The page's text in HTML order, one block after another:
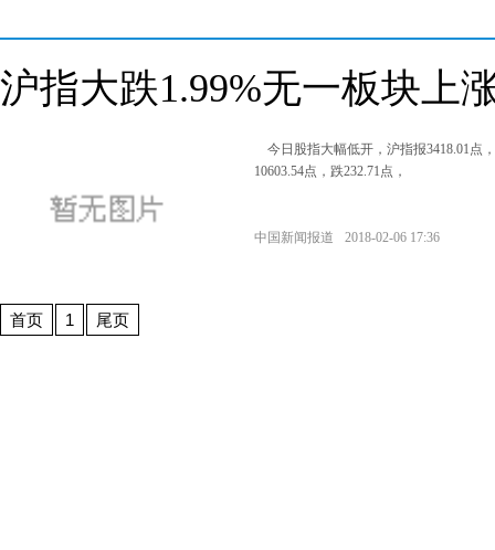
沪指大跌1.99%无一板块上
今日股指大幅低开，沪指报3418.01点
10603.54点，跌232.71点，
中国新闻报道 2018-02-06 17:36
首页 1 尾页